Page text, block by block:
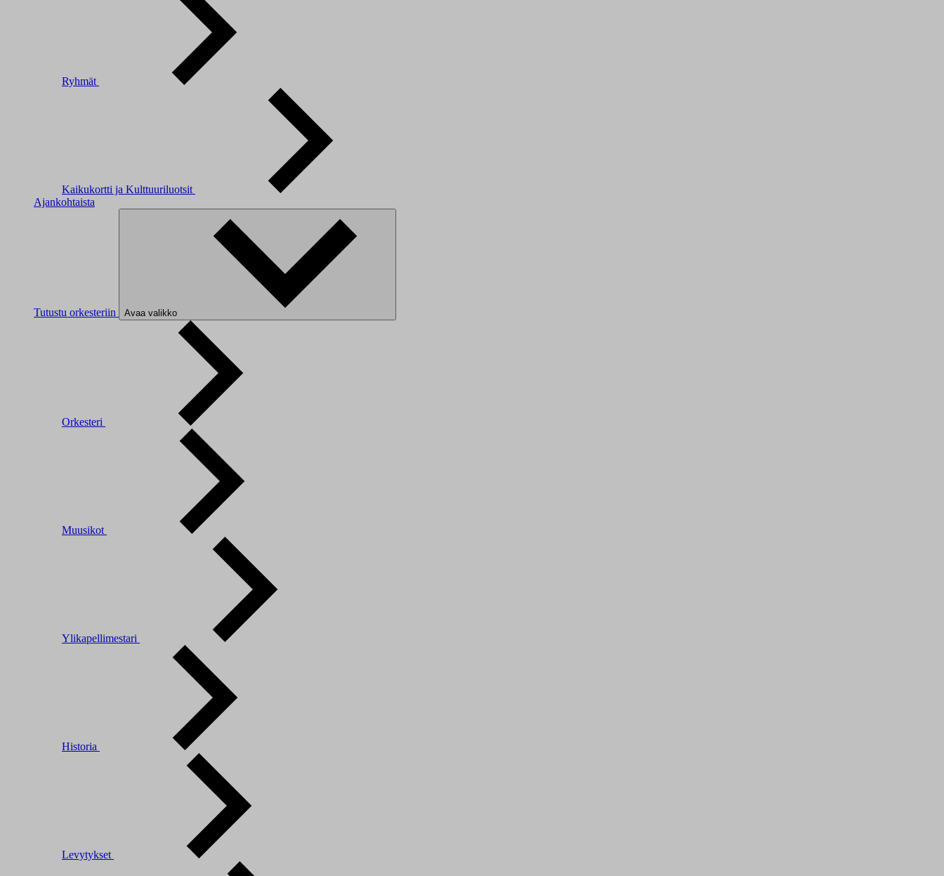
Ryhmät
Kaikukortti ja Kulttuuriluotsit
Ajankohtaista
Tutustu orkesteriin Avaa valikko
Orkesteri
Muusikot
Ylikapellimestari
Historia
Levytykset